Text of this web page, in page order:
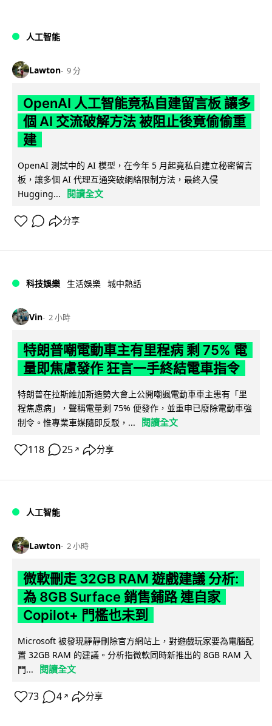
人工智能
Lawton 9 分
OpenAI 人工智能竟私自建留言板 讓多
個 AI 交流破解方法 被阻止後竟偷偷重
建
OpenAI 測試中的 AI 模型，在今年 5 月起竟私自建立秘密留言
板，讓多個 AI 代理互通突破網絡限制方法，最終入侵
Hugging...
閱讀全文
分享
科技娛樂 生活娛樂 城中熱話
Vin 2 小時
特朗普嘲電動車主有里程病 剩 75% 電
量即焦慮發作 狂言一手終結電車指令
特朗普在拉斯維加斯造勢大會上公開嘲諷電動車車主患有「里
程焦慮病」，聲稱電量剩 75% 便發作，並重申已廢除電動車強
制令。惟專業車媒隨即反駁，...
閱讀全文
118 25 ↗ 分享
人工智能
Lawton 2 小時
微軟刪走 32GB RAM 遊戲建議 分析:
為 8GB Surface 銷售鋪路 連自家
Copilot+ 門檻也未到
Microsoft 被發現靜靜刪除官方網站上，對遊戲玩家要為電腦配
置 32GB RAM 的建議。分析指微軟同時新推出的 8GB RAM 入
門...
閱讀全文
73 4 ↗ 分享